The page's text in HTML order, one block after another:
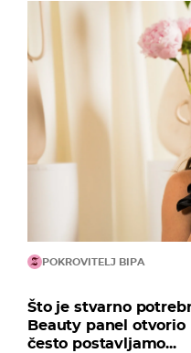
POKROVITELJ BIPA
Što je stvarno
Beauty panel
često postavljamo...